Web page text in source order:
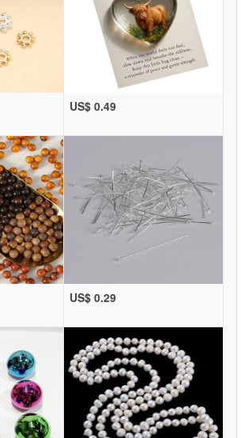
US$ 0.49
US$ 0.29